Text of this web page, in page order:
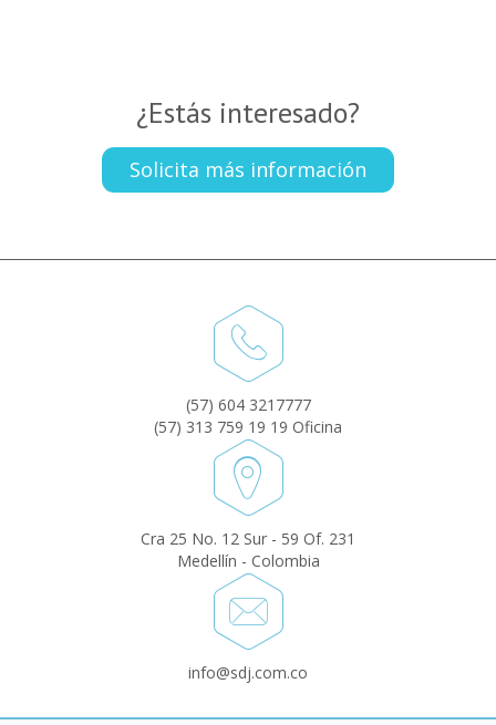
¿Estás interesado?
Solicita más información
(57) 604 3217777
(57) 313 759 19 19 Oficina
Cra 25 No. 12 Sur - 59 Of. 231
Medellín - Colombia
info@sdj.com.co